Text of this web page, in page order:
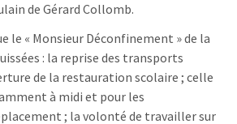
de Gérard Collomb.
le « Monsieur Déconfinement » de la
: la reprise des transports
de la restauration scolaire ; celle
à midi et pour les
; la volonté de travailler sur